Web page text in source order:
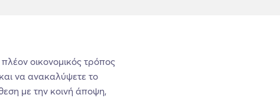
οικονομικός τρόπος
να ανακαλύψετε το
με την κοινή άποψη,